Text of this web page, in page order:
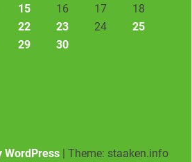
15 16 17
18
22 23 24
25
29 30
WordPress | Theme: staaken.info